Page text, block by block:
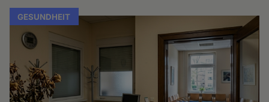
GESUNDHEIT